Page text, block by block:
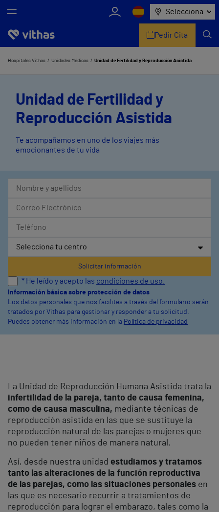
Selecciona
Nosotros
Servicios de salud
Información útil
Pedir Cita
Hospitales Vithas Unidades Médicas Unidad de Fertilidad y Reproducción Asistida
Unidad de Fertilidad y
Reproducción Asistida
Te acompañamos en uno de los viajes más
emocionantes de tu vida
* He leído y acepto las condiciones de uso.
Información básica sobre protección de datos
Los datos personales que nos facilites a través del formulario serán
tratados por Vithas para gestionar y responder a tu solicitud.
Puedes obtener más información en la Política de privacidad
La Unidad de Reproducción Humana Asistida trata la
infertilidad de la pareja, tanto de causa femenina,
como de causa masculina, mediante técnicas de
reproducción asistida en las que se sustituye la
reproducción natural de las parejas o mujeres que
no pueden tener niños de manera natural.
Así, desde nuestra unidad estudiamos y tratamos
tanto las alteraciones de la función reproductiva
de las parejas, como las situaciones personales en
las que es necesario recurrir a tratamientos de
reproducción para lograr el embarazo, tales como la